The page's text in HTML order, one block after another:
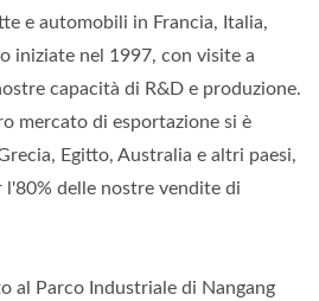
e automobili in Francia, Italia,
iniziate nel 1997, con visite a
capacità di R&D e produzione.
mercato di esportazione si è
Egitto, Australia e altri paesi,
l'80% delle nostre vendite di
al Parco Industriale di Nangang